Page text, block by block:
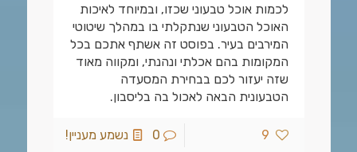
לכמות אוכל טבעוני שכזו, ובמיוחד לאיכות
האוכל הטבעוני שנתקלתי בו במהלך שיטוטי
המירבים בעיר. בפוסט זה אשתף אתכם בכל
המקומות בהם אכלתי ונהנתי, ומקווה מאוד
שזה יעזור לכם בבחירת המסעדה
הטבעונית הבאה לאכול בה בליסבון.
9
0 נשמע מעניין!